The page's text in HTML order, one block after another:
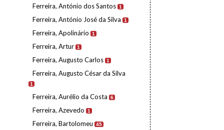
Ferreira, António dos Santos 1
Ferreira, António José da Silva 1
Ferreira, Apolinário 1
Ferreira, Artur 1
Ferreira, Augusto Carlos 1
Ferreira, Augusto César da Silva
1
Ferreira, Aurélio da Costa 6
Ferreira, Azevedo 1
Ferreira, Bartolomeu 45